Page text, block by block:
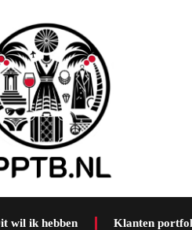
wil ik hebben Klanten